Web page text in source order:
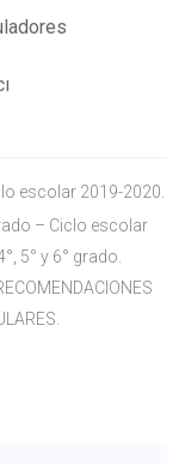
escolar 2019-2020.
– Ciclo escolar
5° y 6° grado.